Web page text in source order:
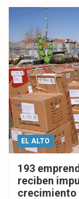
EL ALTO
193
reciben
crecimiento